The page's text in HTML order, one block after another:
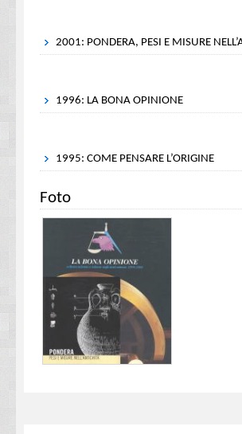
2001: PONDERA, PESI E MISURE
1996: LA BONA OPINIONE
1995: COME PENSARE L’ORIGINE
Foto